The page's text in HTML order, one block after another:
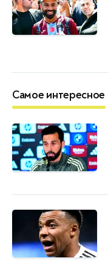
Самое интересное